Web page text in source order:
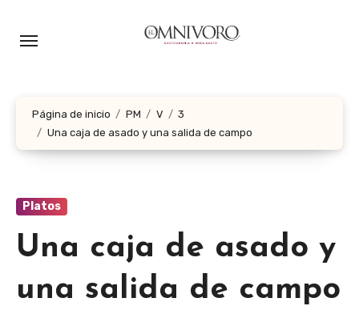
Página de inicio PM V
3
Una caja de asado y una salida de campo
Platos
Una caja de asado y
una salida de campo